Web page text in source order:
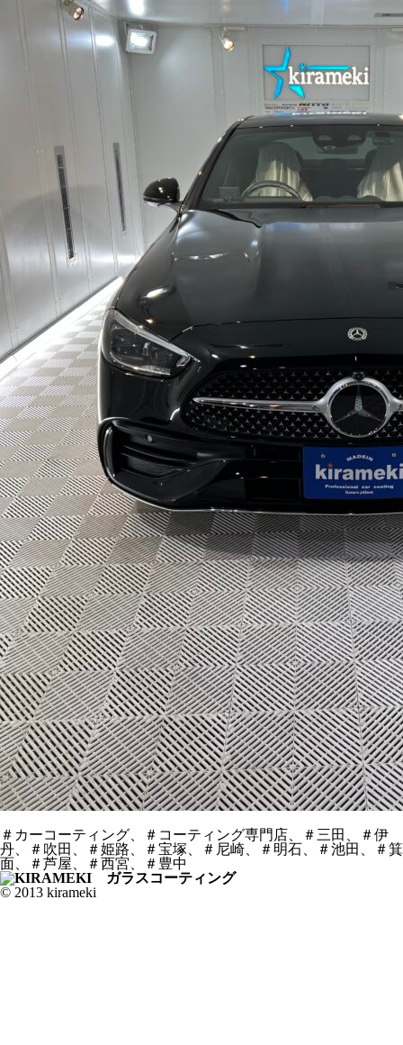
＃カーコーティング、＃コーティング専門店、＃三田、＃伊
丹、＃吹田、＃姫路、＃宝塚、＃尼崎、＃明石、＃池田、＃箕
面、＃芦屋、＃西宮、＃豊中
© 2013 kirameki